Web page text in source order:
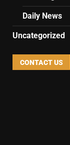
Daily News
Uncategorized
CONTACT US